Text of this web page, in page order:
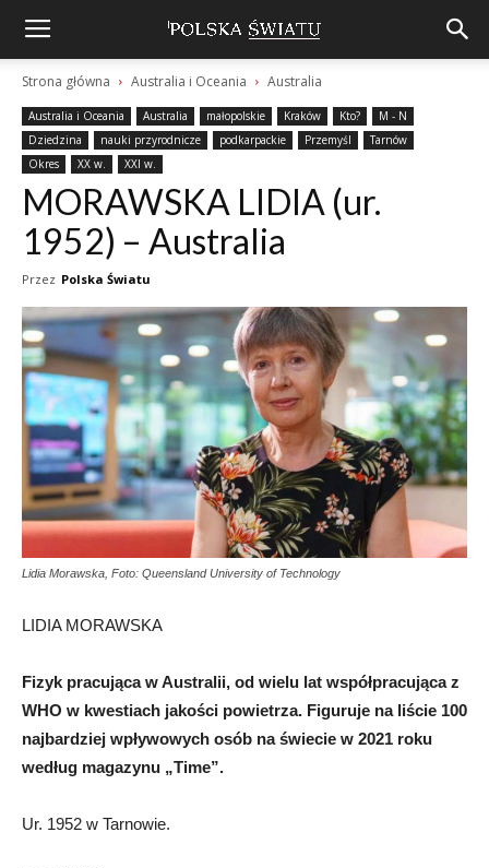
Strona główna Australia i Oceania Australia
Australia i Oceania Australia małopolskie Kraków Kto?
M - N
Dziedzina
nauki przyrodnicze podkarpackie Przemyśl
Tarnów
Okres
XX w. XXI w.
MORAWSKA LIDIA (ur.
1952) – Australia
Przez Polska Światu
Lidia Morawska, Foto: Queensland University of Technology
LIDIA MORAWSKA
Fizyk pracująca w Australii, od wielu lat współpracująca z
WHO w kwestiach jakości powietrza. Figuruje na liście 100
najbardziej wpływowych osób na świecie w 2021 roku
według magazynu „Time”.
Ur. 1952 w Tarnowie.